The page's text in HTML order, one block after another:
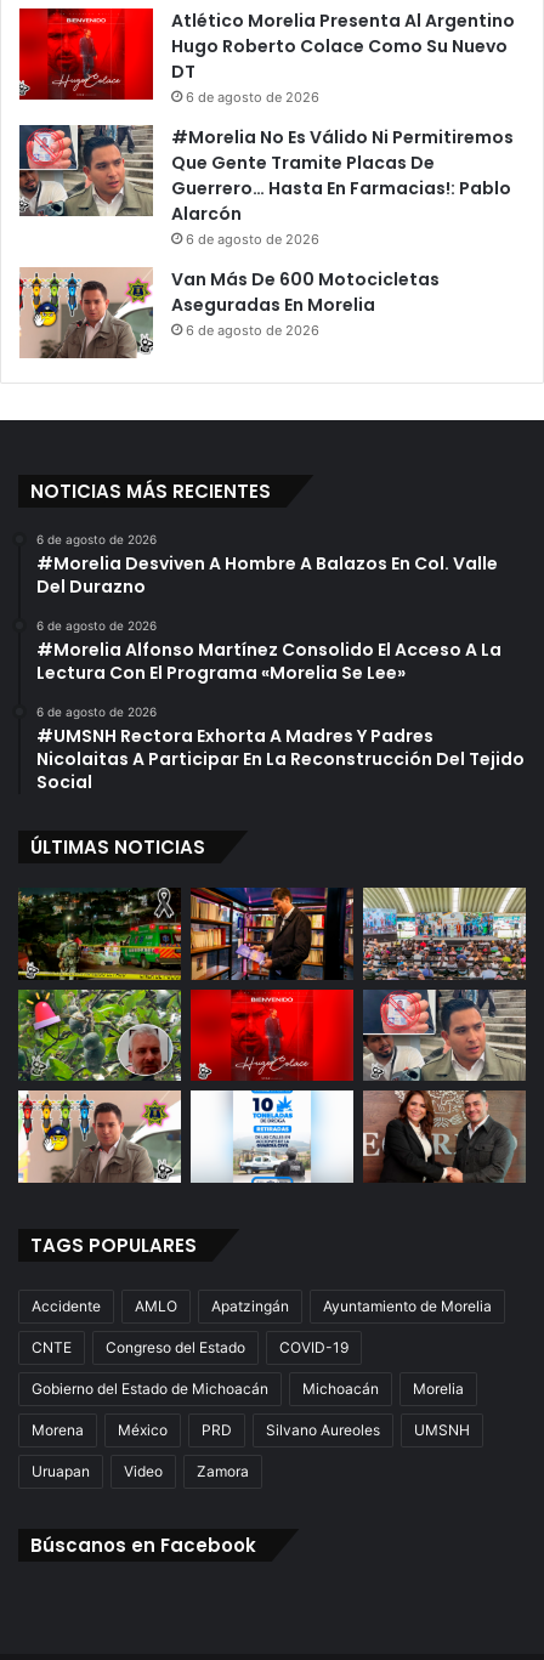
t
n
s
E
n
V
i
o
C
o
t
g
i
o
D
C
O
V
1
Atlético Morelia Presenta Al Argentino
Hugo Roberto Colace Como Su Nuevo
DT
6 de agosto de 2026
#Morelia No Es Válido Ni Permitiremos
Que Gente Tramite Placas De
Guerrero… Hasta En Farmacias!: Pablo
Alarcón
6 de agosto de 2026
Van Más De 600 Motocicletas
Aseguradas En Morelia
6 de agosto de 2026
NOTICIAS MÁS RECIENTES
6 de agosto de 2026
#Morelia Desviven A Hombre A Balazos En Col. Valle
Del Durazno
6 de agosto de 2026
#Morelia Alfonso Martínez Consolido El Acceso A La
Lectura Con El Programa «Morelia Se Lee»
6 de agosto de 2026
#UMSNH Rectora Exhorta A Madres Y Padres
Nicolaitas A Participar En La Reconstrucción Del Tejido
Social
ÚLTIMAS NOTICIAS
TAGS POPULARES
Accidente AMLO Apatzingán Ayuntamiento de Morelia
CNTE Congreso del Estado COVID-19
Gobierno del Estado de Michoacán Michoacán Morelia
Morena México PRD Silvano Aureoles UMSNH
Uruapan Video Zamora
Búscanos en Facebook